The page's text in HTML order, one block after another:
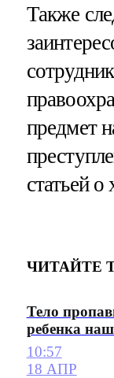
Также
предмет
статьей о
ЧИТАЙТЕ
Тело
ребенка
10:57
18 АПР